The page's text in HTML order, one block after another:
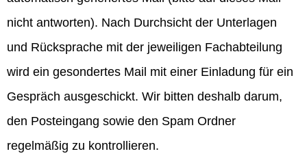
nicht antworten). Nach Durchsicht der Unterlagen
und Rücksprache mit der jeweiligen Fachabteilung
wird ein gesondertes Mail mit einer Einladung für ein
Gespräch ausgeschickt. Wir bitten deshalb darum,
den Posteingang sowie den Spam Ordner
regelmäßig zu kontrollieren.